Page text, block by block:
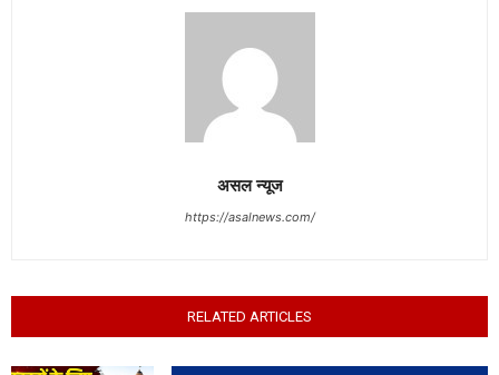
असल न्यूज
https://asalnews.com/
RELATED ARTICLES